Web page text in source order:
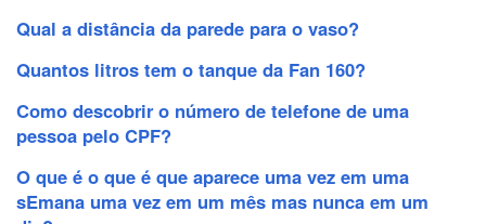
Qual a distância da parede para o vaso?
Quantos litros tem o tanque da Fan 160?
Como descobrir o número de telefone de uma
pessoa pelo CPF?
O que é o que é que aparece uma vez em uma
sEmana uma vez em um mês mas nunca em um